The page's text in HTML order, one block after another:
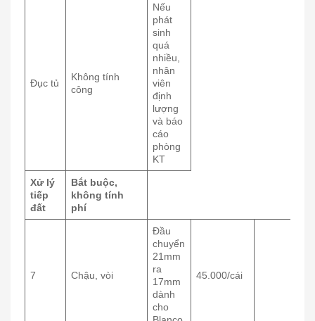
Đục tủ
Không tính
công
Nếu
phát
sinh
quá
nhiều,
nhân
viên
định
lượng
và báo
cáo
phòng
KT
Xử lý
tiếp
đất
Bắt buộc,
không tính
phí
7 Chậu, vòi
Đầu
chuyển
21mm
ra
17mm
dành
cho
45.000/cái